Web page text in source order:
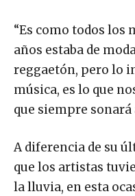
“Es como todos los
años estaba de
reggaetón, pero lo
música, es lo que
que siempre sonará
A diferencia de su
que los artistas
la lluvia, en esta